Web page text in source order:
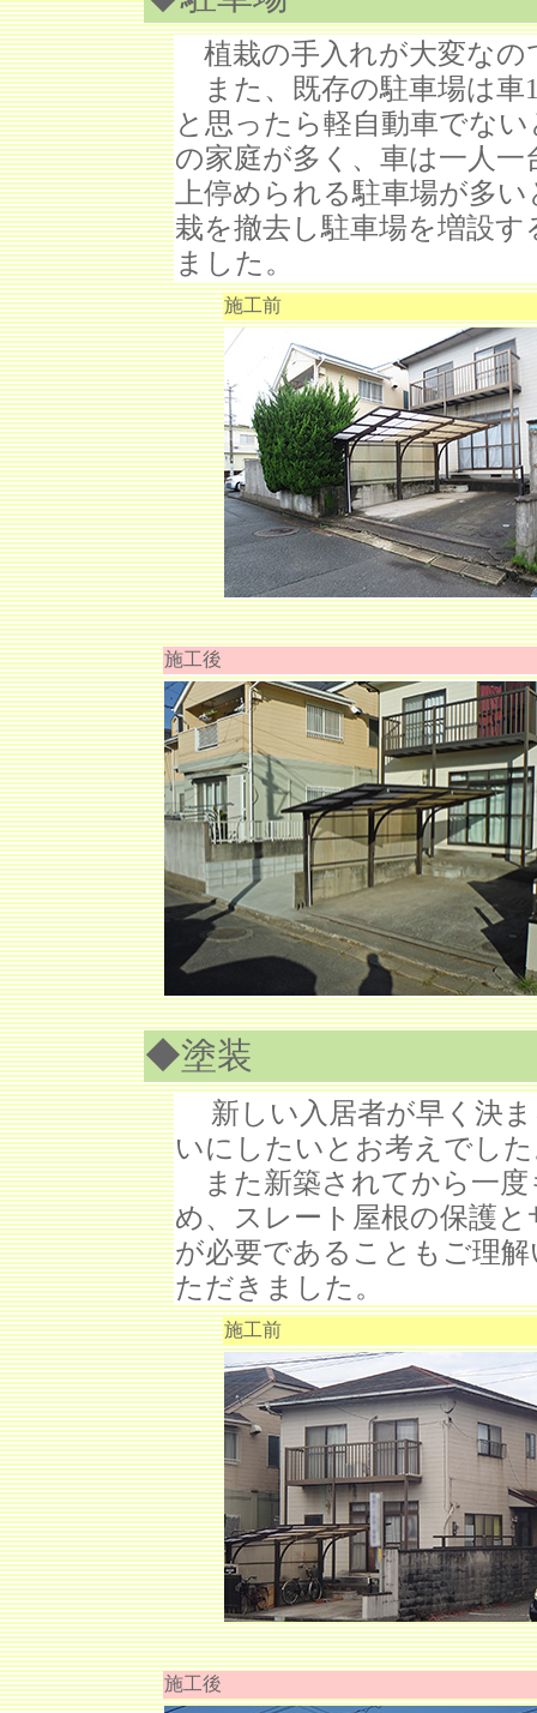
植栽の手入れが大変なの
また、既存の駐車場は車
と思ったら軽自動車でな
の家庭が多く、車は一人
上停められる駐車場が多
栽を撤去し駐車場を増設
ました。
施工前
施工後
◆塗装
新しい入居者が早く決
いにしたいとお考えでし
また新築されてから一度
め、スレート屋根の保護
が必要であることもご理
ただきました。
施工前
施工後